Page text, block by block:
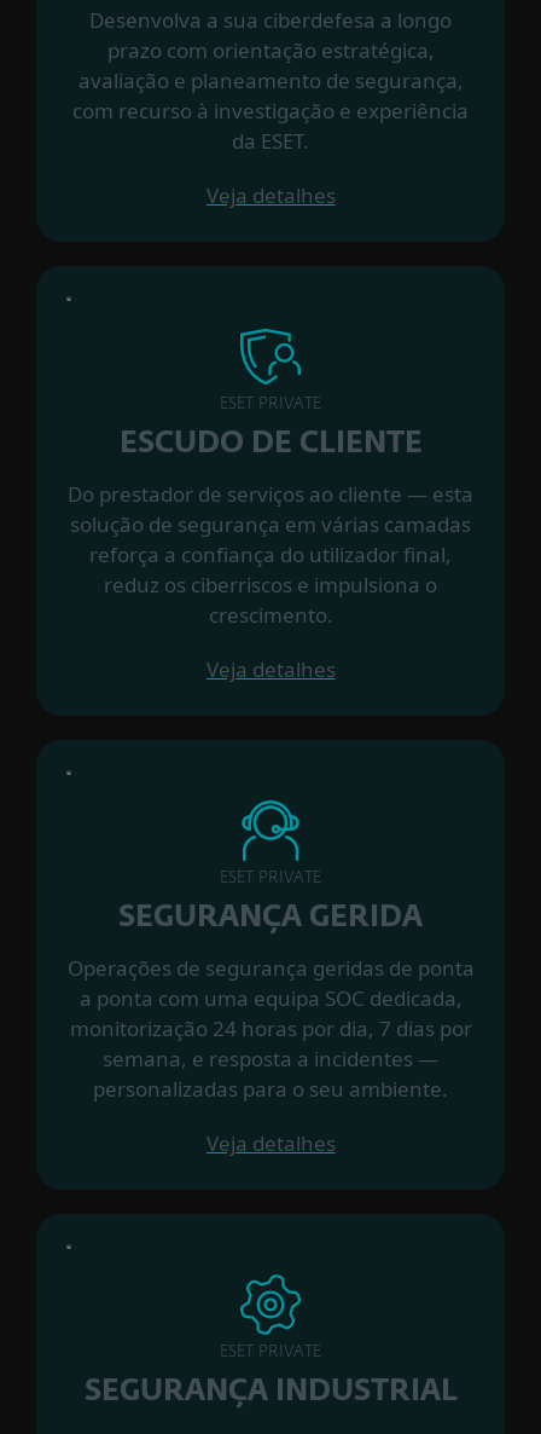
Desenvolva a sua ciberdefesa a longo
prazo com orientação estratégica,
avaliação e planeamento de segurança,
com recurso à investigação e experiência
da ESET.
Veja detalhes
ESET PRIVATE
ESCUDO DE CLIENTE
Do prestador de serviços ao cliente — esta
solução de segurança em várias camadas
reforça a confiança do utilizador final,
reduz os ciberriscos e impulsiona o
crescimento.
Veja detalhes
ESET PRIVATE
SEGURANÇA GERIDA
Operações de segurança geridas de ponta
a ponta com uma equipa SOC dedicada,
monitorização 24 horas por dia, 7 dias por
semana, e resposta a incidentes —
personalizadas para o seu ambiente.
Veja detalhes
ESET PRIVATE
SEGURANÇA INDUSTRIAL